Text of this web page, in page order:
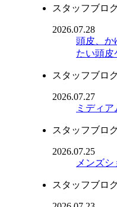
スタッフブロ
2026.07.28
頭皮、か
たい頭皮
スタッフブロ
2026.07.27
ミディ
スタッフブロ
2026.07.25
メンズシ
スタッフブロ